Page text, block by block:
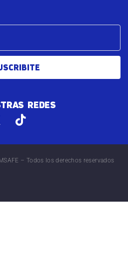
REDES
– Todos los derechos reservados